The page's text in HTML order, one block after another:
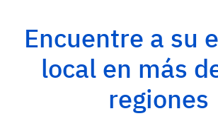
Encuentre a su
local en más
regiones